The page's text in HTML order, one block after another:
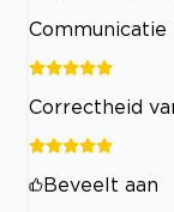
Correctheid
Beveelt aan